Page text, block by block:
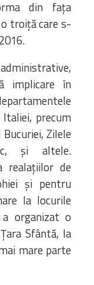
din fața
troiță care s-
implicare în
Italiei, precum
Zilele
și altele.
realațiilor de
și pentru
la locurile
organizat o
Sfântă, la
mare parte